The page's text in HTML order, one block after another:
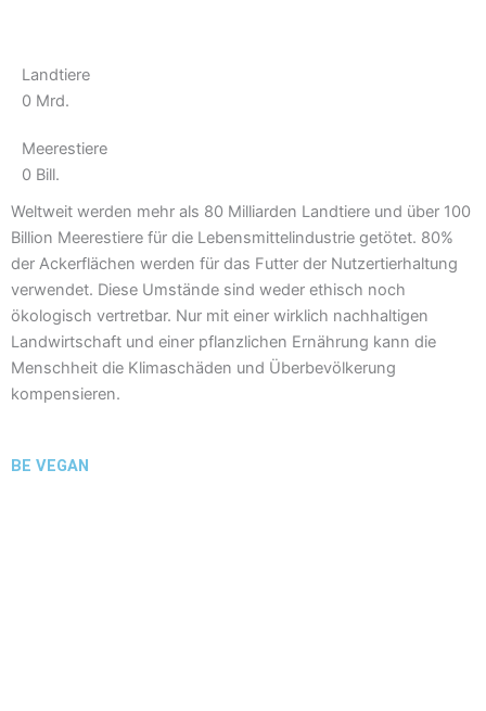
Landtiere
0 Mrd.
Meerestiere
0 Bill.
Weltweit werden mehr als 80 Milliarden Landtiere und über 100
Billion Meerestiere für die Lebensmittelindustrie getötet. 80%
der Ackerflächen werden für das Futter der Nutzertierhaltung
verwendet. Diese Umstände sind weder ethisch noch
ökologisch vertretbar. Nur mit einer wirklich nachhaltigen
Landwirtschaft und einer pflanzlichen Ernährung kann die
Menschheit die Klimaschäden und Überbevölkerung
kompensieren.
BE VEGAN